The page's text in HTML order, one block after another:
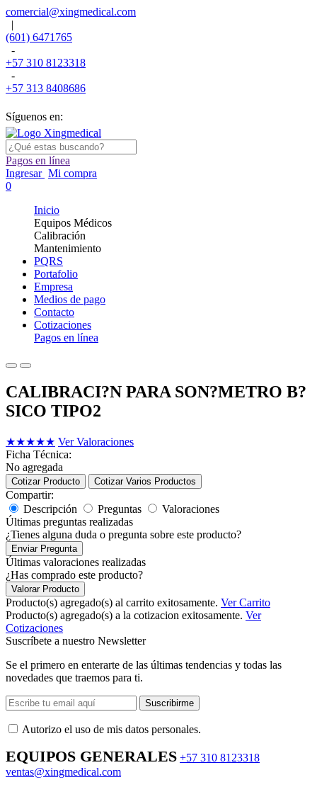
comercial@xingmedical.com
|
(601) 6471765
-
+57 310 8123318
-
+57 313 8408686
Síguenos en:
Pagos en línea
Ingresar Mi compra
0
Inicio
Equipos Médicos
Calibración
Mantenimiento
PQRS
Portafolio
Empresa
Medios de pago
Contacto
Cotizaciones
Pagos en línea
CALIBRACI?N PARA SON?METRO B?
SICO TIPO2
★★★★★ Ver Valoraciones
Ficha Técnica:
No agregada
Cotizar Producto Cotizar Varios Productos
Compartir:
Descripción
Preguntas
Valoraciones
Últimas preguntas realizadas
¿Tienes alguna duda o pregunta sobre este producto?
Enviar Pregunta
Últimas valoraciones realizadas
¿Has comprado este producto?
Valorar Producto
Producto(s) agregado(s) al carrito exitosamente. Ver Carrito
Producto(s) agregado(s) a la cotizacion exitosamente. Ver
Cotizaciones
Suscríbete a nuestro Newsletter
Se el primero en enterarte de las últimas tendencias y todas las
novedades que traemos para ti.
Suscribirme
Autorizo ​​el uso de mis datos personales.
EQUIPOS GENERALES +57 310 8123318
ventas@xingmedical.com